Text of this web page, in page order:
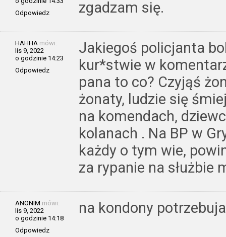
Odpowiedz
zgadzam się.
HAHHA mówi:
lis 9, 2022
o godzinie 14:23
Odpowiedz
Jakiegoś policjanta
kur*stwie w
pana to co? Czyjąś
żonaty, ludzie się
na komendach,
kolanach . Na BP w
każdy o tym wie,
za rypanie na służbie
ANONIM mówi:
lis 9, 2022
o godzinie 14:18
Odpowiedz
na kondony